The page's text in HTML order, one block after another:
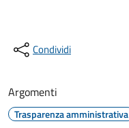
Condividi
Argomenti
Trasparenza amministrativa